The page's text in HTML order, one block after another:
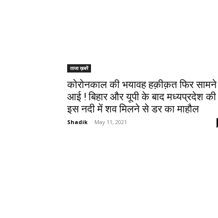
ताजा ख़बरें
कोरोनकाल की भयावह हक़ीक़त फिर सामने
आई ! बिहार और यूपी के बाद मध्यप्रदेश की
इस नदी में शव मिलने से डर का माहौल
Shadik - May 11, 2021